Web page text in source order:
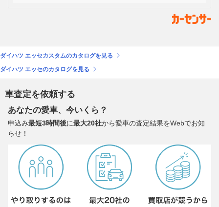
ダイハツ エッセカスタムのカタログを見る
ダイハツ エッセのカタログを見る
車査定を依頼する
あなたの愛車、今いくら？
申込み最短3時間後に最大20社から愛車の査定結果をWebでお知
らせ！